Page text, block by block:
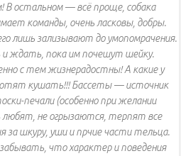
В остальном — всё проще, собака
команды, очень ласковы, добры.
лишь зализывают до умопомрачения.
и ждать, пока им почешут шейку.
с тем жизнерадостны! А какие у
кушать!!! Бассеты — источник
печали (особенно при желании
любят, не огрызаются, терпят все
за шкуру, уши и прчие части тельца.
что характер и поведения